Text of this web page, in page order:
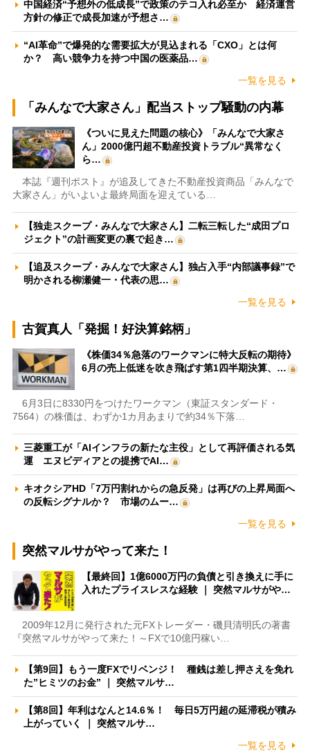
中国経済“予想外の低成長”で政策のテコ入れ必至か 経済運営
方針の修正で成長加速が予想さ…
“AI革命”で爆発的な需要拡大が見込まれる「CXO」とは何
か？ 高い競争力を持つ中国の医薬品…
一覧を見る
「みんなで大家さん」配当ストップ騒動の内幕
《ついに見えた問題の核心》「みんなで大家さ
ん」2000億円超不動産投資トラブル“異常なく
ら…
本誌『週刊ポスト』が追及してきた不動産投資商品「みんなで
大家さん」がいよいよ最終局面を迎えている…
【独走スクープ・みんなで大家さん】二転三転した“成田プロ
ジェクト”の計画変更の裏で起き…
【追及スクープ・みんなで大家さん】独占入手“内部議事録”で
明かされる柳瀬健一・代表の思…
一覧を見る
古賀真人「発掘！好決算銘柄」
《株価34％急落のワークマンに特大反転の期待》
6月の売上低迷を吹き飛ばす第1四半期決算、…
6月3日に8330円をつけたワークマン（東証スタンダード・
7564）の株価は、わずか1カ月あまりで約34％下落…
三菱重工が「AIインフラの新たな主役」として再評価される気
運 エヌビディアとの提携でAI…
キオクシアHD「7万円割れからの急反発」は再びの上昇局面へ
の反転シグナルか？ 市場のムー…
一覧を見る
突然マルサがやって来た！
【最終回】1億6000万円の負債と引き換えに手に
入れたプライスレスな経験 ｜ 突然マルサがや…
2009年12月に発行された元FXトレーダー・磯貝清明氏の著書
『突然マルサがやって来た！～FXで10億円稼い…
【第9回】もう一度FXでリベンジ！ 種銭は差し押さえを免れ
た”ヒミツのお金” ｜ 突然マルサ…
【第8回】年利はなんと14.6％！ 毎日5万円超の延滞税が積み
上がっていく ｜ 突然マルサ…
一覧を見る